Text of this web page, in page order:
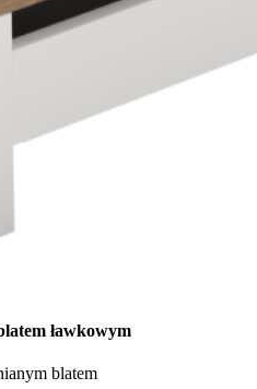
ławkowym
blatem